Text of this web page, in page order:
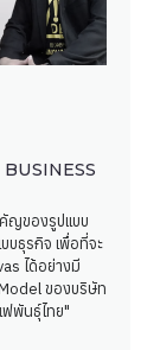
BUSINESS
คัญของรูปแบบ
บธุรกิจ เพื่อที่จะ
ได้อย่างมี
ของบริษัท
พันธุ์ไทย"